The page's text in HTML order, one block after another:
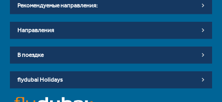
Рекомендуемые направления:
Направления
В поездке
flydubai Holidays